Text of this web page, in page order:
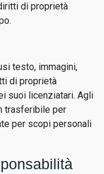
di proprietà
testo, immagini,
di proprietà
suoi licenziatari. Agli
trasferibile per
per scopi personali